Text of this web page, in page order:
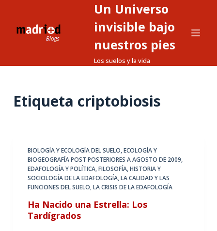
Un Universo
invisible bajo
nuestros pies
Los suelos y la vida
Etiqueta criptobiosis
BIOLOGÍA Y ECOLOGÍA DEL SUELO,ECOLOGÍA Y
BIOGEOGRAFÍA POST POSTERIORES A AGOSTO DE 2009,
EDAFOLOGÍA Y POLÍTICA,FILOSOFÍA, HISTORIA Y
SOCIOLOGÍA DE LA EDAFOLOGÍA,LA CALIDAD Y LAS
FUNCIONES DEL SUELO,LA CRISIS DE LA EDAFOLOGÍA
Ha Nacido una Estrella: Los
Tardígrados